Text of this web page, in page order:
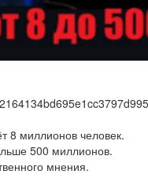
8 миллионов человек.
500 миллионов.
мнения.